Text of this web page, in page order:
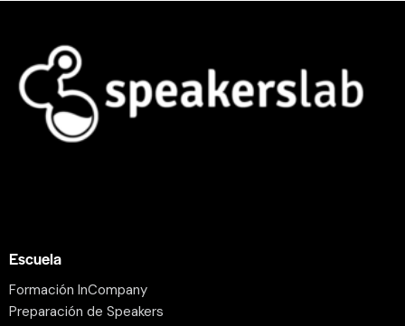
Escuela
Formación InCompany
Preparación de Speakers